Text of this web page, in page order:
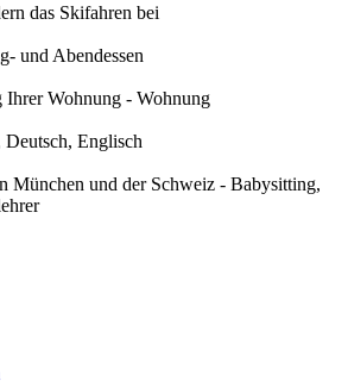
das Skifahren bei
und Abendessen
Ihrer Wohnung - Wohnung
Deutsch, Englisch
München und der Schweiz - Babysitting,